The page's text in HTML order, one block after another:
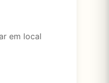
em local